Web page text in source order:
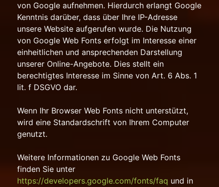
von Google aufnehmen. Hierdurch erlangt Google
Kenntnis darüber, dass über Ihre IP-Adresse
unsere Website aufgerufen wurde. Die Nutzung
von Google Web Fonts erfolgt im Interesse einer
einheitlichen und ansprechenden Darstellung
unserer Online-Angebote. Dies stellt ein
berechtigtes Interesse im Sinne von Art. 6 Abs. 1
lit. f DSGVO dar.
Wenn Ihr Browser Web Fonts nicht unterstützt,
wird eine Standardschrift von Ihrem Computer
genutzt.
Weitere Informationen zu Google Web Fonts
finden Sie unter
https://developers.google.com/fonts/faq und in